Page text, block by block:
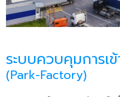
ระบบควบคุมการเ
(Park-Factory)